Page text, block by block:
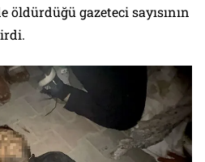
öldürdüğü gazeteci sayısının